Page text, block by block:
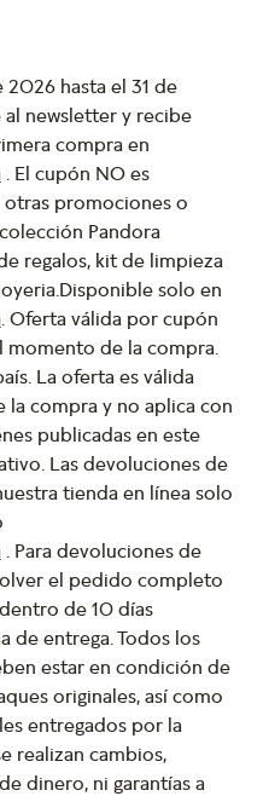
hasta el 31 de
newsletter y recibe
compra en
. El cupón NO es
otras promociones o
Pandora
regalos, kit de limpieza
solo en
. Oferta válida por cupón
de la compra.
La oferta es válida
compra y no aplica con
publicadas en este
Las devoluciones de
tienda en línea solo
. Para devoluciones de
el pedido completo
de 10 días
de entrega. Todos los
estar en condición de
originales, así como
entregados por la
realizan cambios,
dinero, ni garantías a